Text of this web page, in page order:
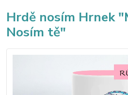
Hrdě nosím Hrnek
Nosím tě"